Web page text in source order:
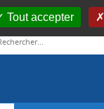
Tout accepter